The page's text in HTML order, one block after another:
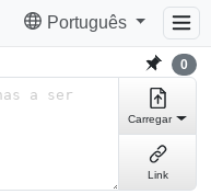
Português
0
Carregar
Link